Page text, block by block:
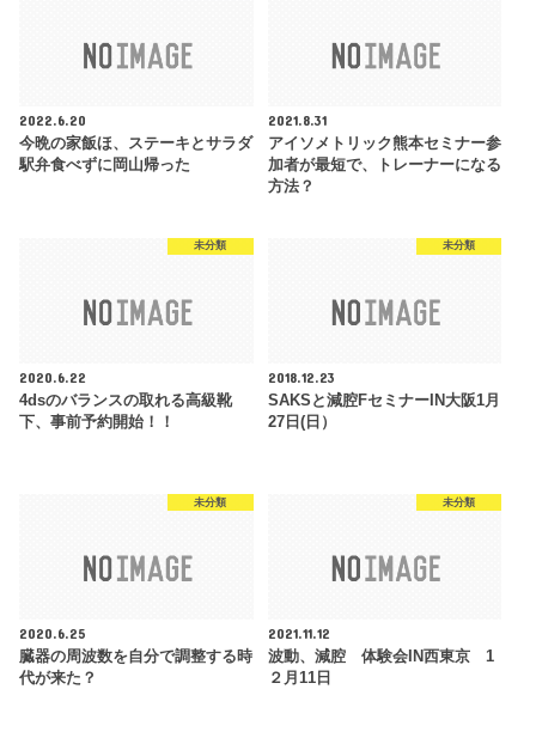
2022.6.20
今晩の家飯ほ、ステーキとサラダ
駅弁食べずに岡山帰った
2021.8.31
アイソメトリック熊本セミナー参
加者が最短で、トレーナーになる
方法？
未分類
2020.6.22
4dsのバランスの取れる高級靴
下、事前予約開始！！
未分類
2018.12.23
SAKSと減腔FセミナーIN大阪1月
27日(日）
未分類
2020.6.25
臓器の周波数を自分で調整する時
代が来た？
未分類
2021.11.12
波動、減腔 体験会IN西東京 1
２月11日